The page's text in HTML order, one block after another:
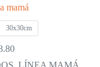
mamá
30x30cm
Rango